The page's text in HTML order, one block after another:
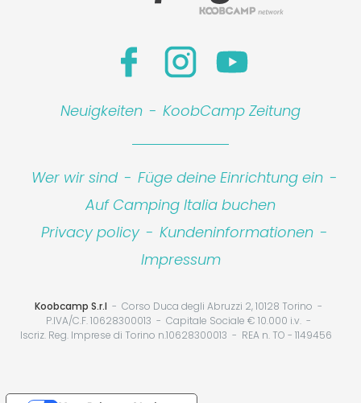
Neuigkeiten - KoobCamp Zeitung
Wer wir sind - Füge deine Einrichtung ein -
Auf Camping Italia buchen
Privacy policy - Kundeninformationen -
Impressum
Koobcamp S.r.l
Corso Duca degli Abruzzi 2, 10128 Torino
P.IVA/C.F. 10628300013
Capitale Sociale € 10.000 i.v.
Iscriz. Reg. Imprese di Torino n.10628300013
REA n. TO - 1149456